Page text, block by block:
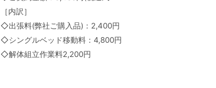
［内訳］
◇出張料(弊社ご購入品)：2,400円
◇シングルベッド移動料：4,800円
◇解体組立作業料2,200円